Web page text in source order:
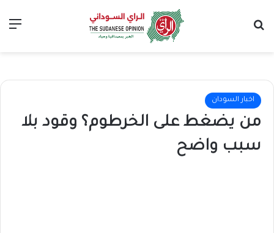
اخبار السودان
من يضغط على الخرطوم؟ وقود بلا
سبب واضح